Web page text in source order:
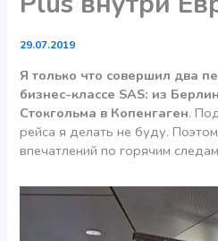
29.07.2019
Я только что совершил два
бизнес-классе SAS: из
Стокгольма в Копенгаген.
рейса я делать не буду.
впечатлений по горячим